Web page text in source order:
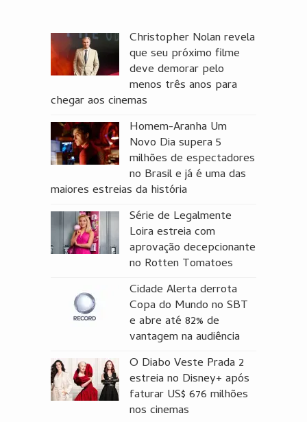
Christopher Nolan revela
que seu próximo filme
deve demorar pelo
menos três anos para
chegar aos cinemas
Homem-Aranha Um
Novo Dia supera 5
milhões de espectadores
no Brasil e já é uma das
maiores estreias da história
Série de Legalmente
Loira estreia com
aprovação decepcionante
no Rotten Tomatoes
Cidade Alerta derrota
Copa do Mundo no SBT
e abre até 82% de
vantagem na audiência
O Diabo Veste Prada 2
estreia no Disney+ após
faturar US$ 676 milhões
nos cinemas